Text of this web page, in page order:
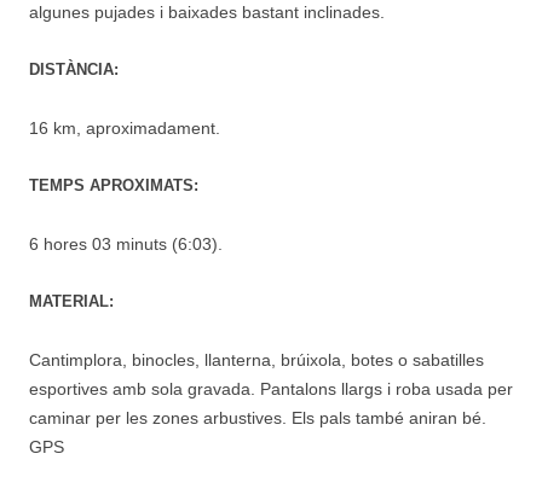
algunes pujades i baixades bastant inclinades.
DISTÀNCIA:
16 km, aproximadament.
TEMPS APROXIMATS:
6 hores 03 minuts (6:03).
MATERIAL:
Cantimplora, binocles, llanterna, brúixola, botes o sabatilles
esportives amb sola gravada. Pantalons llargs i roba usada per
caminar per les zones arbustives. Els pals també aniran bé.
GPS